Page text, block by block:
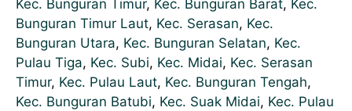
Kec. Bunguran Timur, Kec. Bunguran Barat, Kec.
Bunguran Timur Laut, Kec. Serasan, Kec.
Bunguran Utara, Kec. Bunguran Selatan, Kec.
Pulau Tiga, Kec. Subi, Kec. Midai, Kec. Serasan
Timur, Kec. Pulau Laut, Kec. Bunguran Tengah,
Kec. Bunguran Batubi, Kec. Suak Midai, Kec. Pulau